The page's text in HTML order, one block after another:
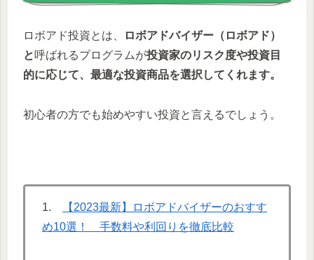
ロボアド投資とは、
ロボアドバイザー（ロボアド）
と呼ばれるプログラムが投資家のリスク度や投資目
的に応じて、最適な投資商品を選択してくれます。
初心者の方でも始めやすい投資と言えるでしょう。
1.
【2023最新】ロボアドバイザーのおすす
め10選！ 手数料や利回りを徹底比較